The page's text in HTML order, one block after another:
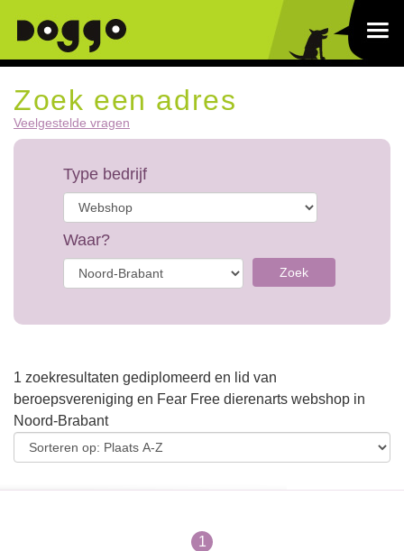
Zoek een adres
Veelgestelde vragen
Type bedrijf
Waar?
Zoek
1 zoekresultaten gediplomeerd en lid van
beroepsvereniging en Fear Free dierenarts webshop in
Noord-Brabant
1